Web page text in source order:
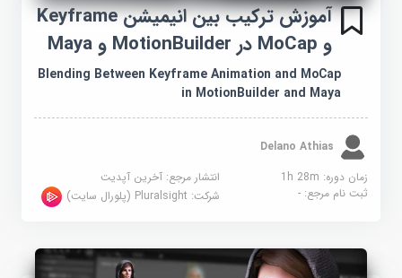
آموزش ترکیب بین انیمیشن Keyframe
و MoCap در MotionBuilder و Maya
Blending Between Keyframe Animation and MoCap
in MotionBuilder and Maya
Delano Athias
زمان دوره: 1h 28m
انتشار مرجع:آخرین آپدیت
ثبت نام مرجع:- شرکت:Pluralsight (پلورال سایت)